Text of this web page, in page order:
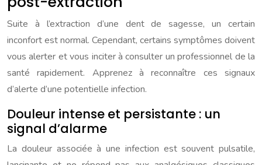
Suite à l’extraction d’une dent de sagesse, un certain
inconfort est normal. Cependant, certains symptômes doivent
vous alerter et vous inciter à consulter un professionnel de la
santé rapidement. Apprenez à reconnaître ces signaux
d’alerte d’une potentielle infection.
Douleur intense et persistante : un
signal d’alarme
La douleur associée à une infection est souvent pulsatile,